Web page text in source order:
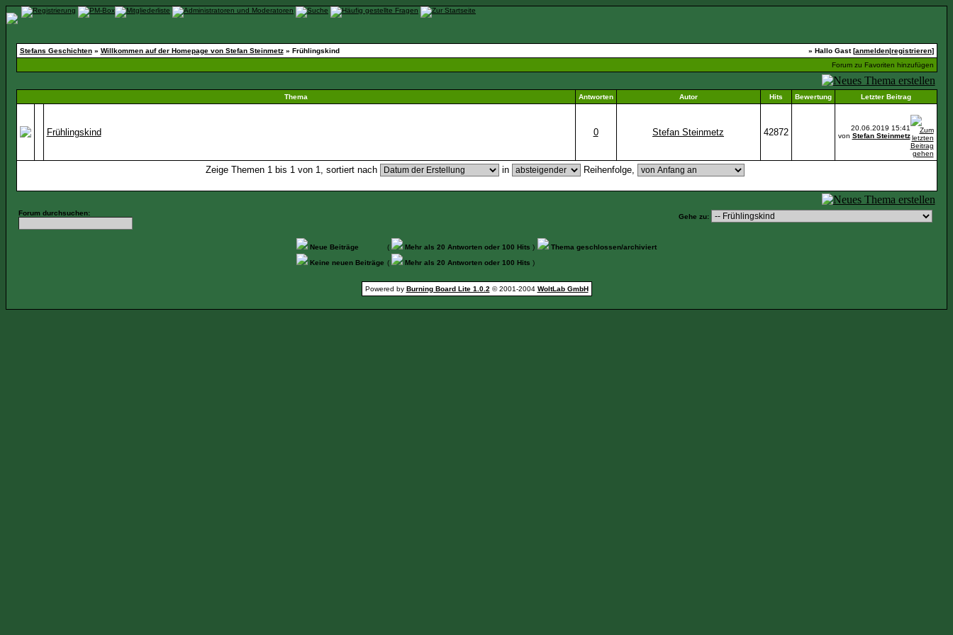
Stefans Geschichten» Willkommen auf der Homepage von Stefan Steinmetz» Frühlingskind » Hallo Gast [anmelden|registrieren]
Forum zu Favoriten hinzufügen
Thema Antworten Autor Hits Bewertung Letzter Beitrag
Frühlingskind 0 Stefan Steinmetz 42872 20.06.2019 15:41
von Stefan Steinmetz
Zeige Themen 1 bis 1 von 1, sortiert nach in Reihenfolge,
Forum durchsuchen: Gehe zu:
Neue Beiträge ( Mehr als 20 Antworten oder 100 Hits )
Thema geschlossen/archiviert
Keine neuen Beiträge ( Mehr als 20 Antworten oder 100 Hits )
Powered by Burning Board Lite 1.0.2 © 2001-2004 WoltLab GmbH